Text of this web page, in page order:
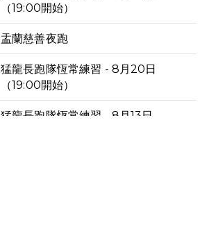
（19:00開始）
盂蘭慈善夜跑
猛龍長跑隊恆常練習 - 8月20日
（19:00開始）
猛龍長跑隊恆常練習 - 8月13日